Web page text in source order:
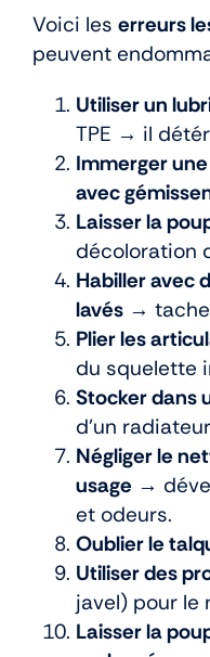
Voici les erreurs
peuvent
Utiliser un
TPE → il
Immerger
avec
Laisser la
décoloration
Habiller avec
lavés →
Plier les
du squelette
Stocker dans
d’un
Négliger le
usage →
et odeurs.
Oublier le
Utiliser des
javel) pour le
Laisser la